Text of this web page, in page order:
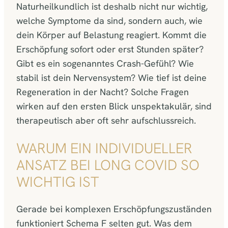
Naturheilkundlich ist deshalb nicht nur wichtig,
welche Symptome da sind, sondern auch, wie
dein Körper auf Belastung reagiert. Kommt die
Erschöpfung sofort oder erst Stunden später?
Gibt es ein sogenanntes Crash-Gefühl? Wie
stabil ist dein Nervensystem? Wie tief ist deine
Regeneration in der Nacht? Solche Fragen
wirken auf den ersten Blick unspektakulär, sind
therapeutisch aber oft sehr aufschlussreich.
WARUM EIN INDIVIDUELLER
ANSATZ BEI LONG COVID SO
WICHTIG IST
Gerade bei komplexen Erschöpfungszuständen
funktioniert Schema F selten gut. Was dem